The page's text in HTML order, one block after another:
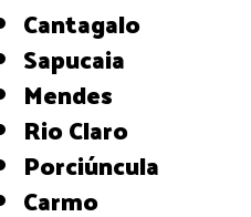
Cantagalo
Sapucaia
Mendes
Rio Claro
Porciúncula
Carmo